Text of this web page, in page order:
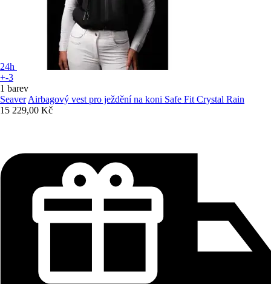
24h
+-3
1 barev
Seaver Airbagový vest pro ježdění na koni Safe Fit Crystal Rain
15 229,00 Kč